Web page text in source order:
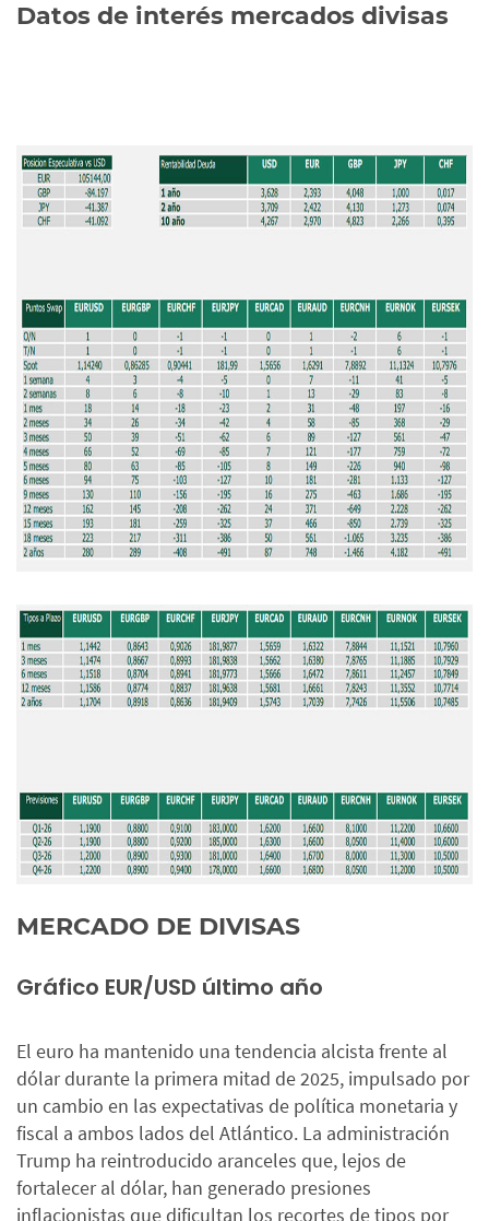
Datos de interés mercados divisas
MERCADO DE DIVISAS
Gráfico EUR/USD último año
El euro ha mantenido una tendencia alcista frente al
dólar durante la primera mitad de 2025, impulsado por
un cambio en las expectativas de política monetaria y
fiscal a ambos lados del Atlántico. La administración
Trump ha reintroducido aranceles que, lejos de
fortalecer al dólar, han generado presiones
inflacionistas que dificultan los recortes de tipos por